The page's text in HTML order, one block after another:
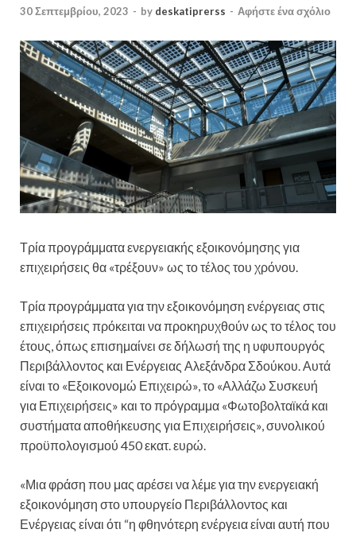
30 Σεπτεμβρίου, 2023 - by deskatiprerss - Αφήστε ένα σχόλιο
Τρία προγράμματα ενεργειακής εξοικονόμησης για
επιχειρήσεις θα «τρέξουν» ως το τέλος του χρόνου.
Τρία προγράμματα για την εξοικονόμηση ενέργειας στις
επιχειρήσεις πρόκειται να προκηρυχθούν ως το τέλος του
έτους, όπως επισημαίνει σε δήλωσή της η υφυπουργός
Περιβάλλοντος και Ενέργειας Αλεξάνδρα Σδούκου. Αυτά
είναι το «Εξοικονομώ Επιχειρώ», το «Αλλάζω Συσκευή
για Επιχειρήσεις» και το πρόγραμμα «Φωτοβολταϊκά και
συστήματα αποθήκευσης για Επιχειρήσεις», συνολικού
προϋπολογισμού 450 εκατ. ευρώ.
«Μια φράση που μας αρέσει να λέμε για την ενεργειακή
εξοικονόμηση στο υπουργείο Περιβάλλοντος και
Ενέργειας είναι ότι “η φθηνότερη ενέργεια είναι αυτή που